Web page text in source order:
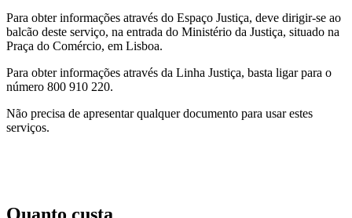
Para obter informações através do Espaço Justiça, deve dirigir-se ao
balcão deste serviço, na entrada do Ministério da Justiça, situado na
Praça do Comércio, em Lisboa.
Para obter informações através da Linha Justiça, basta ligar para o
número 800 910 220.
Não precisa de apresentar qualquer documento para usar estes
serviços.